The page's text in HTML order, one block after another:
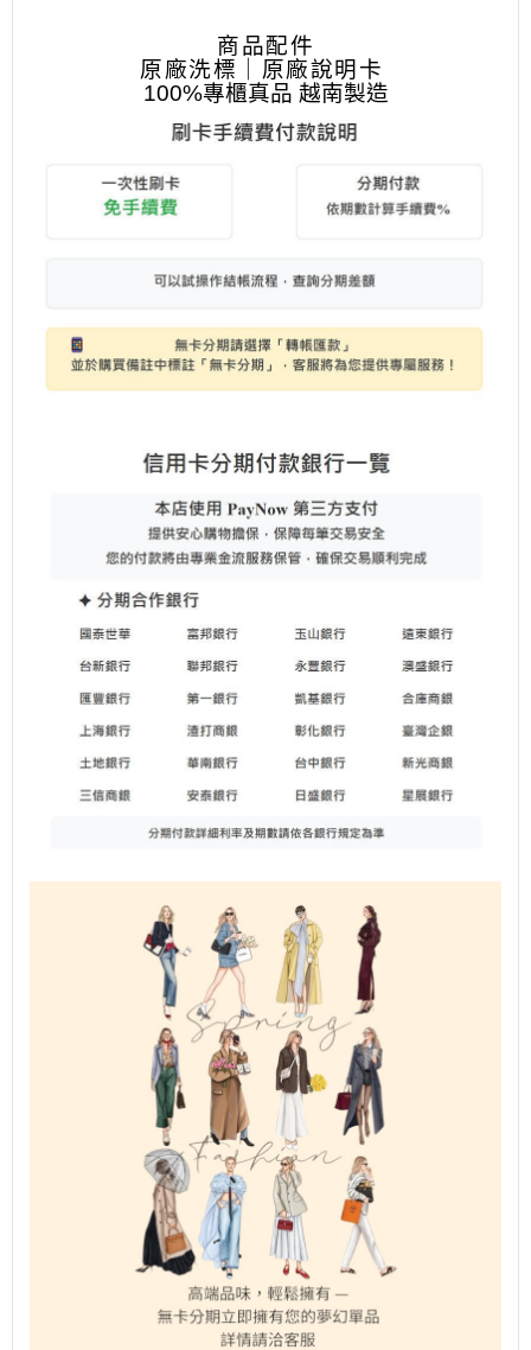
商品配件
原廠洗標｜原廠說明卡
100%專櫃真品 越南製造